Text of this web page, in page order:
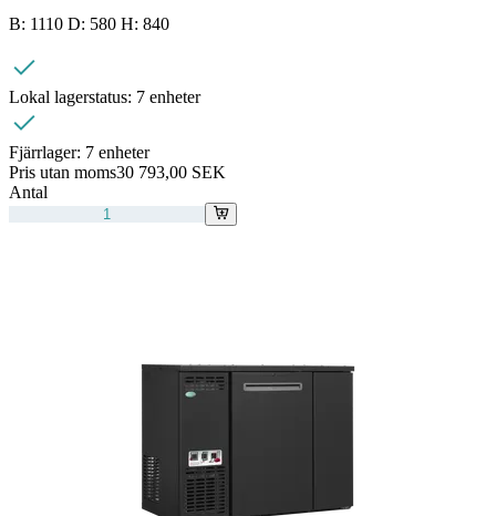
B: 1110 D: 580 H: 840
Lokal lagerstatus: 7 enheter
Fjärrlager: 7 enheter
Pris utan moms30 793,00 SEK
Antal